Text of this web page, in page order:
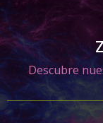
Descubre